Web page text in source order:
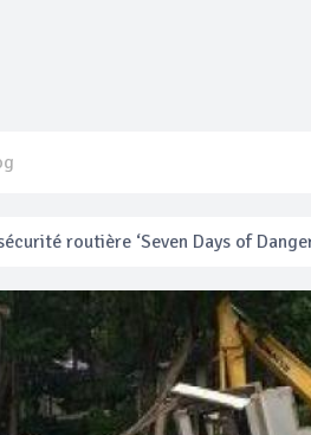
blessé en se faisant arracher
Festival
la sécurité pendant Songkran
les prix des bateaux vers Koh Phi